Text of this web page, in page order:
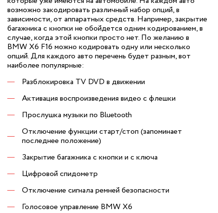
возможно закодировать различный набор опций, в
зависимости, от аппаратных средств. Например, закрытие
багажника с кнопки не обойдется одним кодированием, в
случае, когда этой кнопки просто нет. По желанию в
BMW X6 F16 можно кодировать одну или несколько
опций. Для каждого авто перечень будет разным, вот
наиболее популярные:
Разблокировка TV DVD в движении
Активация воспроизведения видео с флешки
Прослушка музыки по Bluetooth
Отключение функции старт/стоп (запоминает
последнее положение)
Закрытие багажника с кнопки и с ключа
Цифровой спидометр
Отключение сигнала ремней безопасности
Голосовое управление BMW X6